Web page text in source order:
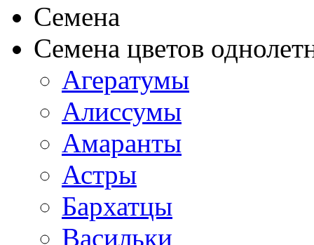
Семена
Семена цветов
Агератумы
Алиссумы
Амаранты
Астры
Бархатцы
Васильки